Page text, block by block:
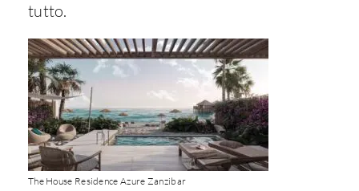
tutto.
The House Residence Azure Zanzibar